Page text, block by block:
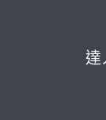
達